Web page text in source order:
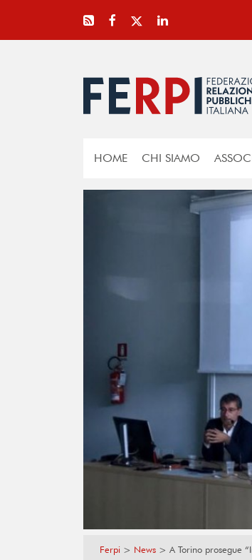
HOME CHI SIAMO
Ferpi > News > A Torino prosegue